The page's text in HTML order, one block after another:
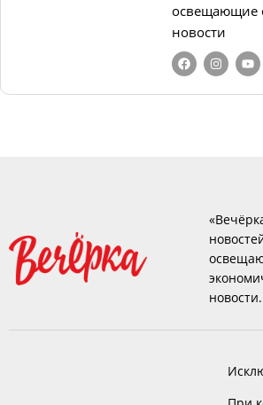
освещающие
новости
новости.